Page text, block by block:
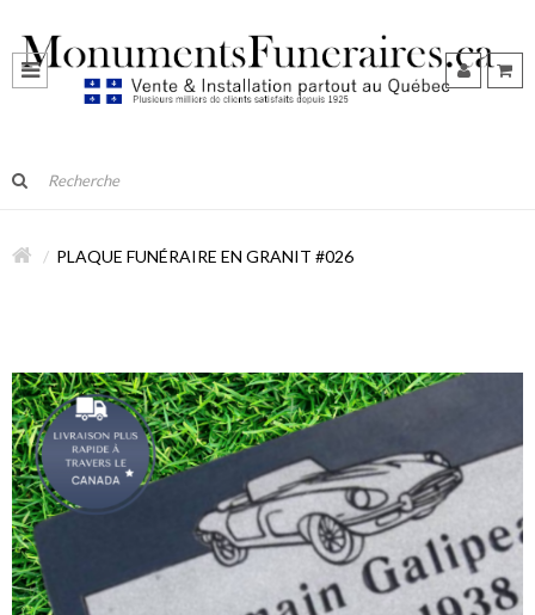
PLAQUE FUNÉRAIRE EN GRANIT #026